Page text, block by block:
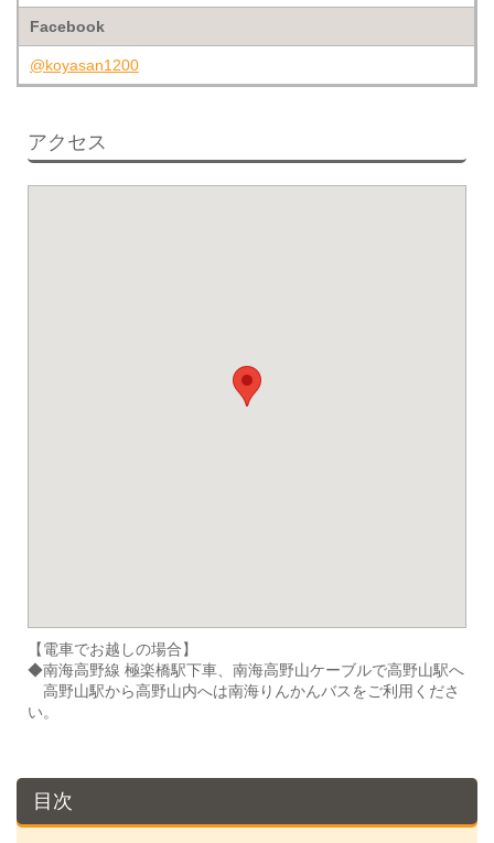
Facebook
@koyasan1200
アクセス
【電車でお越しの場合】
◆南海高野線 極楽橋駅下車、南海高野山ケーブルで高野山駅へ
高野山駅から高野山内へは南海りんかんバスをご利用くださ
い。
目次